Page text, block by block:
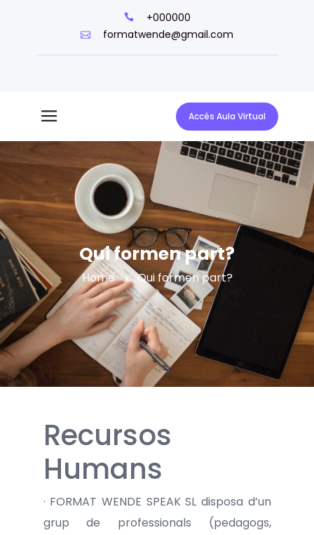
+000000
formatwende@gmail.com
Accés Aula Virtual
Qui formen part?
Home Qui formen part?
Recursos
Humans
· FORMAT WENDE SPEAK SL disposa d’un
grup de professionals (pedagogs,